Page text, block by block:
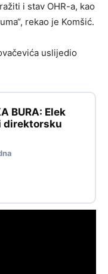
i stav OHR-a, kao
rekao je Komšić.
uslijedio
BURA: Elek
direktorsku